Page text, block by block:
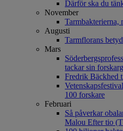
Därför ska du
November
Tarmbakterierna,
Augusti
Tarmflorans
Mars
tackar sin
Fredrik Bäckhed
100 forskare
Februari
Så påverkar
Malou Efter tio